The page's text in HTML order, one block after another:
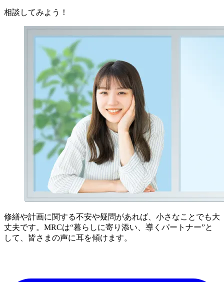
すか？
Q2. 排水管清掃を自分で行うことはできますか？
相談してみよう！
修繕や計画に関する不安や疑問があれば、小さなことでも大
丈夫です。MRCは“暮らしに寄り添い、導くパートナー”と
して、皆さまの声に耳を傾けます。